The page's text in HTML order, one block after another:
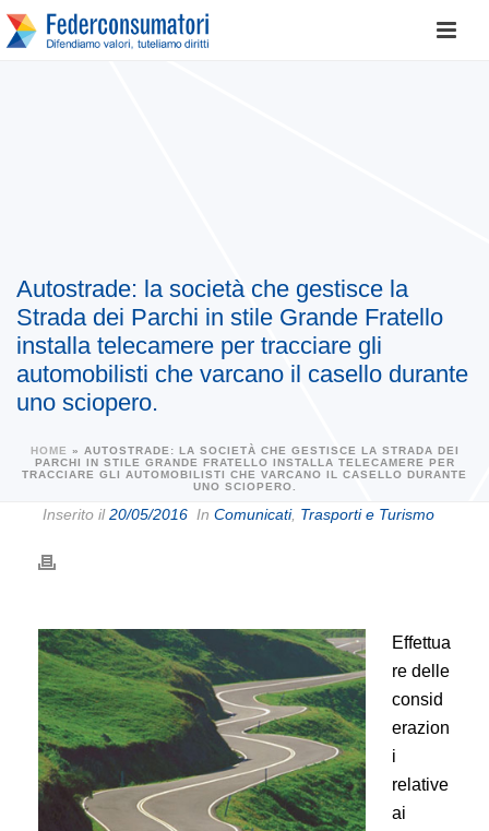
Autostrade: la società che gestisce la
Strada dei Parchi in stile Grande Fratello
installa telecamere per tracciare gli
automobilisti che varcano il casello durante
uno sciopero.
HOME »
AUTOSTRADE: LA SOCIETÀ CHE GESTISCE LA STRADA DEI
PARCHI IN STILE GRANDE FRATELLO INSTALLA TELECAMERE PER
TRACCIARE GLI AUTOMOBILISTI CHE VARCANO IL CASELLO DURANTE
UNO SCIOPERO.
Inserito il20/05/2016 In Comunicati, Trasporti e Turismo
Effettua
re delle
consid
erazion
i
relative
ai